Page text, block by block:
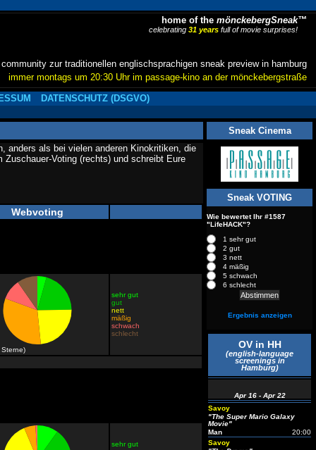
home of the mönckebergSneak™
celebrating 31 years full of movie surprises!
community zur traditionellen englischsprachigen sneak preview in hamburg
immer montags um 20:30 Uhr im passage-kino an der mönckebergstraße
DATENSCHUTZ (DSGVO)
Sneak Cinema
Sneak VOTING
Wie bewertet Ihr #1587
"LifeHACK"?
1 sehr gut
2 gut
3 nett
4 mäßig
5 schwach
6 schlecht
Ergebnis anzeigen
OV in HH
(english-language
screenings in
Hamburg)
Apr 16 - Apr 22
Savoy
"The Super Mario Galaxy
Movie"
Man
20:00
Savoy
anders als bei vielen anderen Kinokritiken, die
Voting (rechts) und schreibt Eure
Webvoting
sehr gut
gut
nett
mäßig
schwach
schlecht
sehr gut